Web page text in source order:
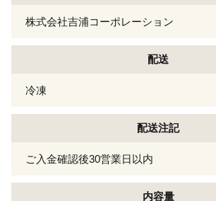
株式会社吉浦コーポレーション
配送
冷凍
配送注記
ご入金確認後30営業日以内
内容量